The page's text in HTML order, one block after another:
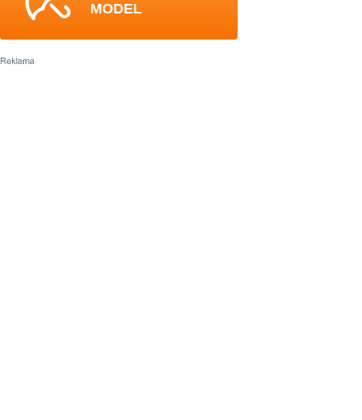
MODEL